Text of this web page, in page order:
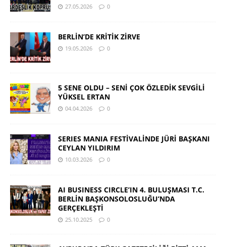
27.05.2026 0
BERLİN’DE KRİTİK ZİRVE
19.05.2026 0
5 SENE OLDU – SENİ ÇOK ÖZLEDİK SEVGİLİ
YÜKSEL ERTAN
04.04.2026 0
SERIES MANIA FESTİVALİNDE JÜRİ BAŞKANI
CEYLAN YILDIRIM
10.03.2026 0
AI BUSINESS CIRCLE’IN 4. BULUŞMASI T.C.
BERLİN BAŞKONSOLOSLUĞU’NDA
GERÇEKLEŞTİ
25.10.2025 0